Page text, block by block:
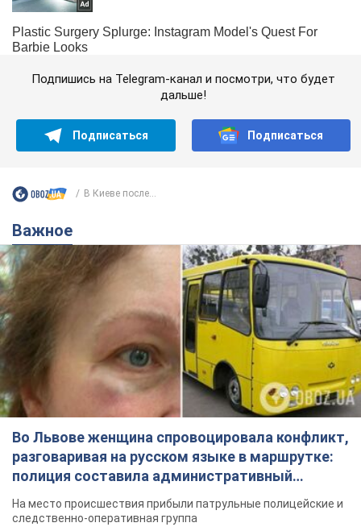
Подпишись на Telegram-канал и посмотри, что будет
дальше!
Подписаться Подписаться
В Киеве после...
Важное
Во Львове женщина спровоцировала конфликт,
разговаривая на русском языке в маршрутке:
полиция составила административный
протокол. Видео
На место происшествия прибыли патрульные полицейские и
следственно-оперативная группа